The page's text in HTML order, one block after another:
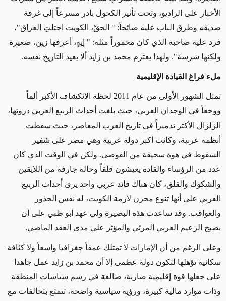
الأخبار على الراديو، وتحت تأثير الكحول بادر مسرعاً إلى غرفة
صديقه وطرق الباب عليه صائحاً: " الحقْ، الكويت احتلتِ العراق"،
فرد عليه صاحبه الذي كان مخموراً مثله: " إيهٍ، أعرفها زين، صغيرة
ولكنها شرسة". ولهذا يعتزم محمد بن زايد ألا يعيد التاريخ نفسه.
ملء فراغ القيادة الإقليمية
تمثل الشهور الأولى من عام 2011 لحظة الانكشاف الأكبر ألماً
ووجعاً في الوجدان العربي، حيث بلغت أحداث الربيع العربي ذروتها،
الزلزال الأكثر تدميراً في تاريخ العرب المعاصر، حيث سقطت
أنظمة عربية، وكانت أكبر دولة عربية وهي مصر على شفير
السقوط في هوة سحيقة من الفوضى. ولكن في الوقت الذي كان
عدد من الرؤساء والقادة يعيشون قلقاً وحالة جارفة من اللايقين
والشكوك والقلق، كان هناك قائد عربي واحد يرى أحداث الربيع
العربي على أنها تنوع محزن لازمة الكويت، له نفس الجذور
والعواقب. وقد ساعدت هذه البصيرة ولي عهد أبو ظبي على أن
يصبح الزعيم العربي المرئي والمؤثر على مدى العقد الماضي.
وعلى الرغم من أن الإمارات لا تمتلك عمقاً جغرافيا واسعاً ولا كثافة
سكانية تؤهلها لتكون دولة عظمى إلا أن محمد بن زايد عمل جاهدا
على جعلها قوة إقليمية ضاربة، ضالعة في رسم سياسات المنطقة
وذات موارد مالية كبيرة، ورؤية سياسية واضحة، تتمتع بتحالفات مع